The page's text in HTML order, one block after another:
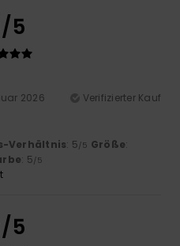
/5
2026
Verifizierter Kauf
Verhältnis: 5/5 Größe:
: 5/5
/5